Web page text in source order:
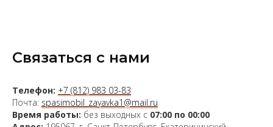
Связаться с нами
Телефон: +7 (812) 983 03-83
Почта: spasimobil_zayavka1@mail.ru
Время работы: без выходных с 07:00 по 00:00